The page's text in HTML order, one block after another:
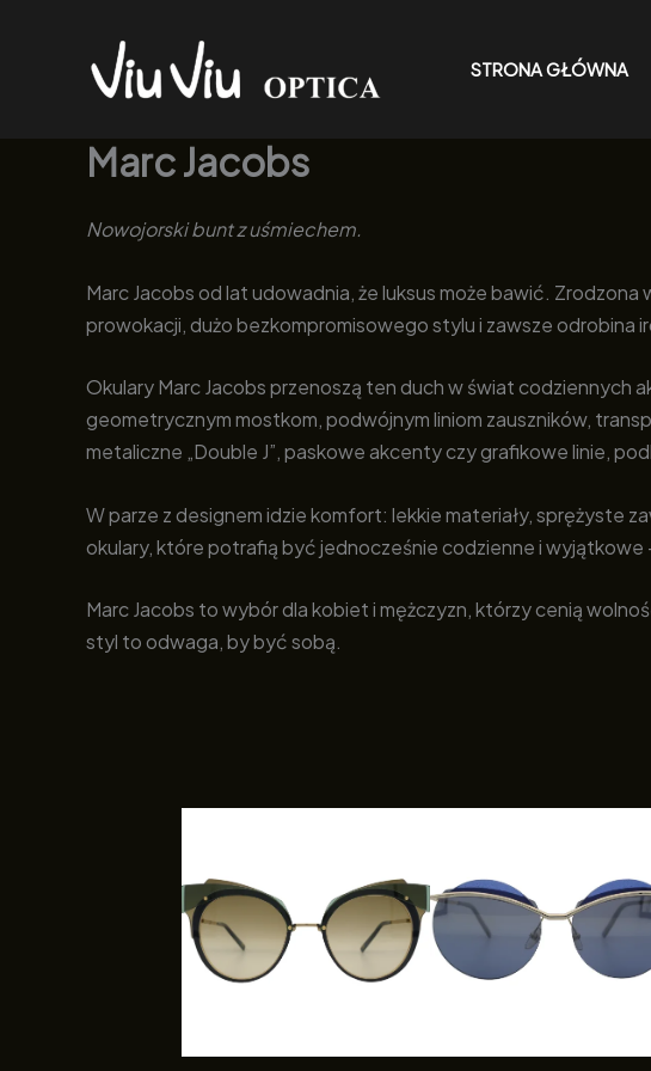
STRONA GŁÓWNA
Marc Jacobs
Nowojorski bunt z uśmiechem.
Marc Jacobs od lat udowadnia, że luksus może bawić.
prowokacji, dużo bezkompromisowego stylu i zawsze odrobina
Okulary Marc Jacobs przenoszą ten duch w świat codziennych
geometrycznym mostkom, podwójnym liniom zauszników,
metaliczne „Double J”, paskowe akcenty czy grafikowe linie,
W parze z designem idzie komfort: lekkie materiały, sprężyste
okulary, które potrafią być jednocześnie codzienne i
Marc Jacobs to wybór dla kobiet i mężczyzn, którzy cenią
styl to odwaga, by być sobą.